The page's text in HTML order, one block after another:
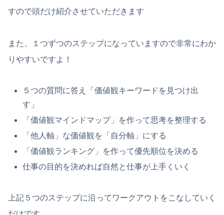
すので頭だけ紹介させていただきます
また、１つずつのステップになっていますので非常にわか
りやすいですよ！
５つの質問に答え「価値観キーワードを見つけ出
す」
「価値観マインドマップ」を作って思考を整理する
「他人軸」な価値観を「自分軸」にする
「価値観ランキング」を作って優先順位を決める
仕事の目的を決めれば自然と仕事が上手くいく
上記５つのステップに沿ってワークアウトをこなしていく